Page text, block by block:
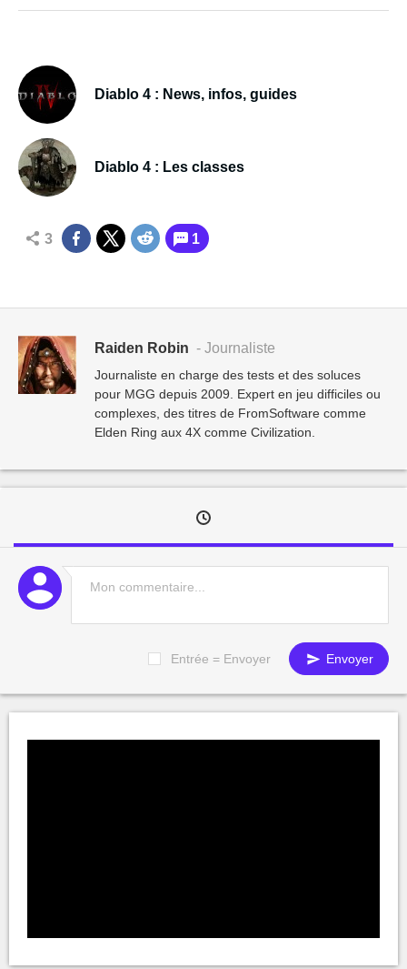
Diablo 4 : News, infos, guides
Diablo 4 : Les classes
3 1
Raiden Robin - Journaliste
Journaliste en charge des tests et des soluces
pour MGG depuis 2009. Expert en jeu difficiles ou
complexes, des titres de FromSoftware comme
Elden Ring aux 4X comme Civilization.
Entrée = Envoyer Envoyer